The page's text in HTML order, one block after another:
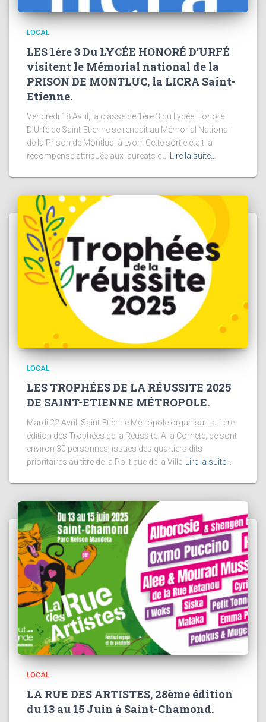
LOCAL
LES 1ère 3 Du LYCÉE HONORÉ D’URFÉ
visitent le Mémorial national de la
PRISON DE MONTLUC, la LICRA Saint-
Etienne.
Vendredi 18 Avril, la classe de 1ère 3 du Lycée Honoré
D’Urfé de Saint-Etienne se rendait au Mémorial National
de la Prison de Montluc, à Lyon. Cette sortie était la
récompense attribuée aux lauréats du
Lire la suite…
LOCAL
LES TROPHÉES DE LA RÉUSSITE 2025
DE SAINT-ETIENNE MÉTROPOLE.
Mardi 22 Avril, Saint-Etienne Métropole organisait la 1ère
édition des Trophées de la Réussite. A la Comète, ce sont
environ 30 personnes, issues des quartiers dits
prioritaires au titre de la Politique de la Ville Lire la suite…
LOCAL
LA RUE DES ARTISTES, 28ème édition
du 13 au 15 Juin à Saint-Chamond.